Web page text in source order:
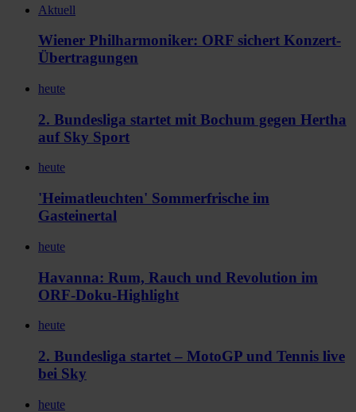
Aktuell
Wiener Philharmoniker: ORF sichert Konzert-
Übertragungen
heute
2. Bundesliga startet mit Bochum gegen Hertha
auf Sky Sport
heute
'Heimatleuchten' Sommerfrische im
Gasteinertal
heute
Havanna: Rum, Rauch und Revolution im
ORF-Doku-Highlight
heute
2. Bundesliga startet – MotoGP und Tennis live
bei Sky
heute